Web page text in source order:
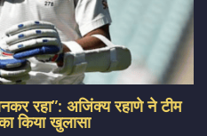
रहा”: अजिंक्य रहाणे ने टीम
किया खुलासा